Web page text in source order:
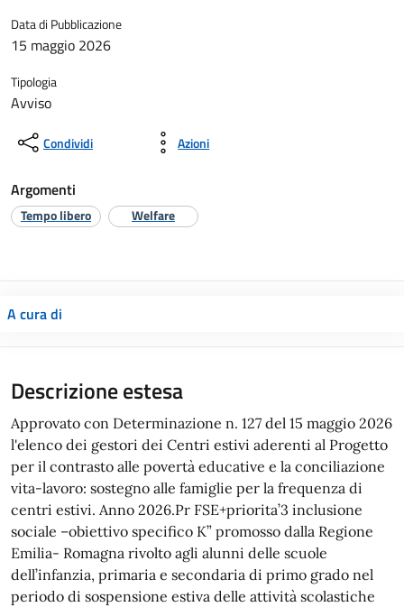
Data di Pubblicazione
15 maggio 2026
Tipologia
Avviso
Condividi Azioni
Argomenti
Tempo libero Welfare
A cura di
Descrizione estesa
Approvato con Determinazione n. 127 del 15 maggio 2026
l'elenco dei gestori dei Centri estivi aderenti al Progetto
per il contrasto alle povertà educative e la conciliazione
vita-lavoro: sostegno alle famiglie per la frequenza di
centri estivi. Anno 2026.Pr FSE+priorita’3 inclusione
sociale –obiettivo specifico K” promosso dalla Regione
Emilia- Romagna rivolto agli alunni delle scuole
dell’infanzia, primaria e secondaria di primo grado nel
periodo di sospensione estiva delle attività scolastiche